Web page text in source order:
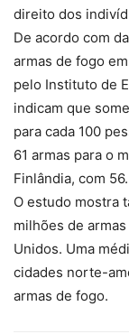
direito dos
De acordo com
armas de fogo
pelo Instituto de
indicam que
para cada 100
61 armas para o
Finlândia, com 56.
O estudo mostra
milhões de
Unidos. Uma
cidades norte-
armas de fogo.